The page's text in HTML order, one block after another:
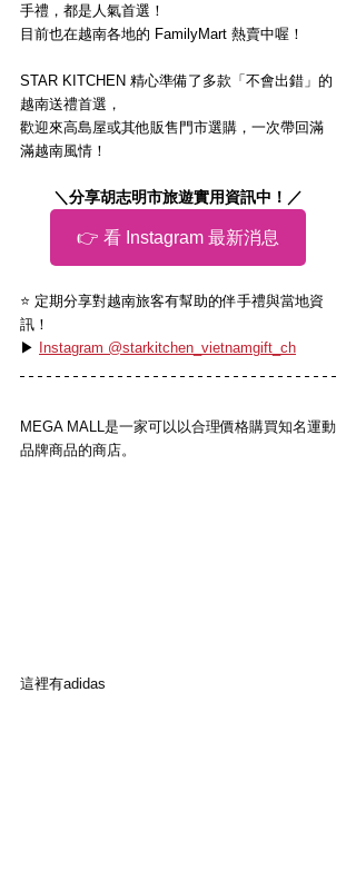
手禮，都是人氣首選！
目前也在越南各地的 FamilyMart 熱賣中喔！
STAR KITCHEN 精心準備了多款「不會出錯」的
越南送禮首選，
歡迎來高島屋或其他販售門市選購，一次帶回滿
滿越南風情！
＼分享胡志明市旅遊實用資訊中！／
👉 看 Instagram 最新消息
⭐️ 定期分享對越南旅客有幫助的伴手禮與當地資
訊！
▶
Instagram @starkitchen_vietnamgift_ch
MEGA MALL是一家可以以合理價格購買知名運動
品牌商品的商店。
這裡有adidas